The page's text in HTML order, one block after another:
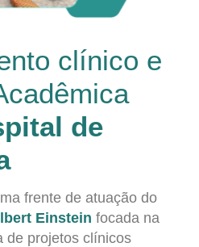
clínico e
de
frente de atuação do
Einstein focada na
de projetos clínicos